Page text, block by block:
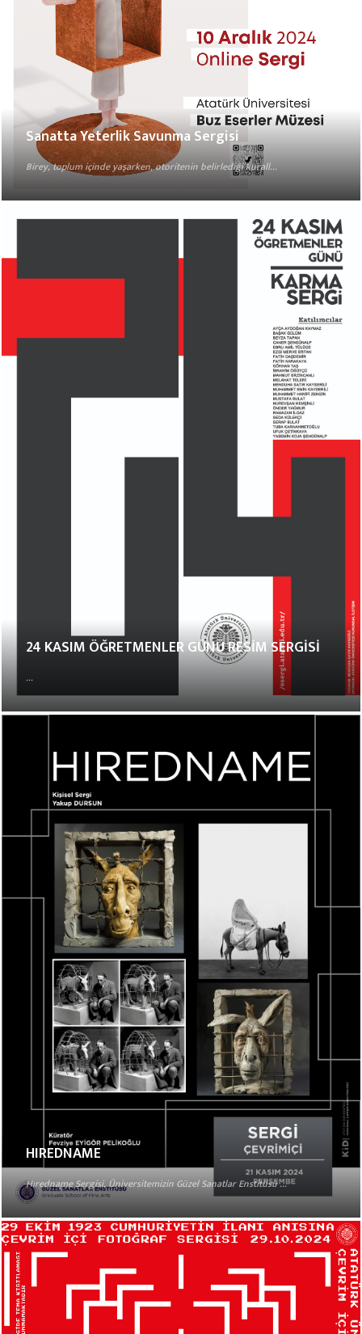
Sanatta Yeterlik Savunma Sergisi
Birey, toplum içinde yaşarken, otoritenin belirlediği kurall...
24 KASIM ÖĞRETMENLER GÜNÜ RESİM SERGİSİ
...
HIREDNAME
Hıredname Sergisi, Üniversitemizin Güzel Sanatlar Enstitüsü ...